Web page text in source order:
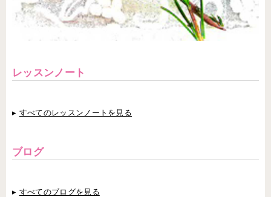
レッスンノート
▸ すべてのレッスンノートを見る
ブログ
▸ すべてのブログを見る